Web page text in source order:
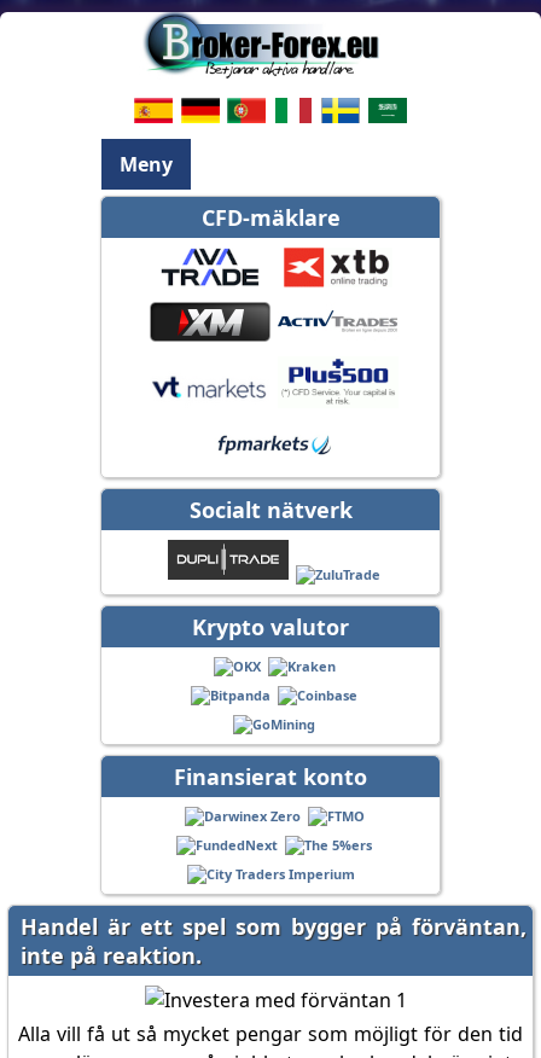
Meny
CFD-mäklare
Socialt nätverk
Krypto valutor
Finansierat konto
Handel är ett spel som bygger på förväntan,
inte på reaktion.
Alla vill få ut så mycket pengar som möjligt för den tid